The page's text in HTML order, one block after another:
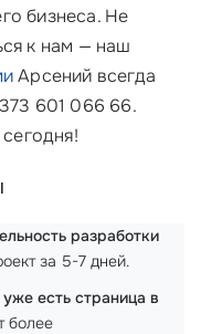
бизнеса. Не
к нам — наш
Арсений всегда
601 066 66.
разработки
за 5-7 дней.
есть страница в
более